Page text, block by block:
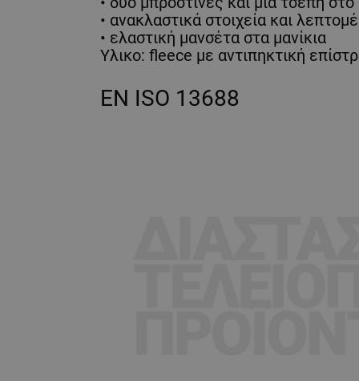
• ανακλαστικά στοιχεία και
• ελαστική μανσέτα στα μανίκια
Υλικο: fleece με αντιπηκτική
EN ISO 13688